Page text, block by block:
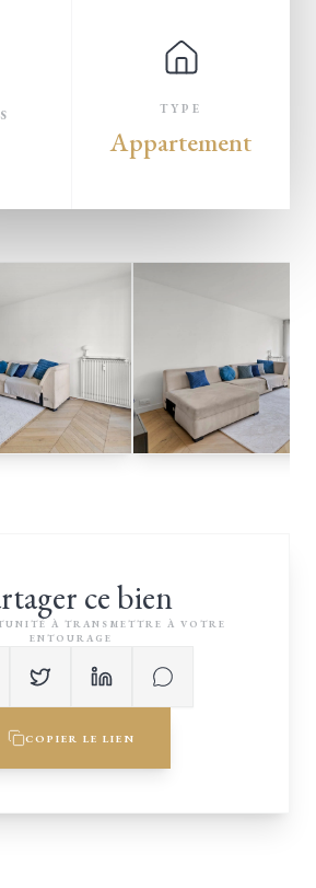
TYPE
Appartement
ce bien
À TRANSMETTRE À VOTRE
ENTOURAGE
COPIER LE LIEN